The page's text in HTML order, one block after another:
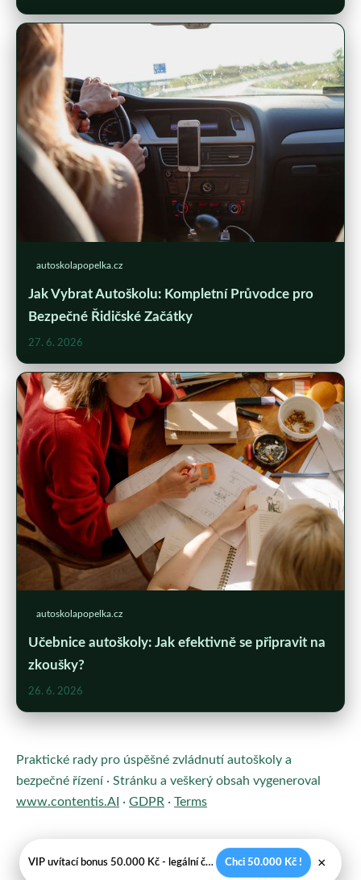
autoskolapopelka.cz
Jak Vybrat Autoškolu: Kompletní Průvodce pro
Bezpečné Řidičské Začátky
27. 6. 2026
autoskolapopelka.cz
Učebnice autoškoly: Jak efektivně se připravit na
zkoušky?
26. 6. 2026
Praktické rady pro úspěšné zvládnutí autoškoly a
bezpečné řízení · Stránku a veškerý obsah vygeneroval
www.contentis.AI · GDPR · Terms
VIP uvítací bonus 50.000 Kč - legální české kasíno Chci 50.000 Kč ! ×